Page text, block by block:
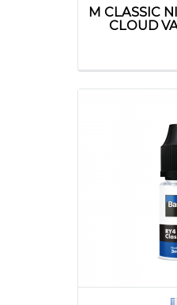
M CLASSIC
CLOUD